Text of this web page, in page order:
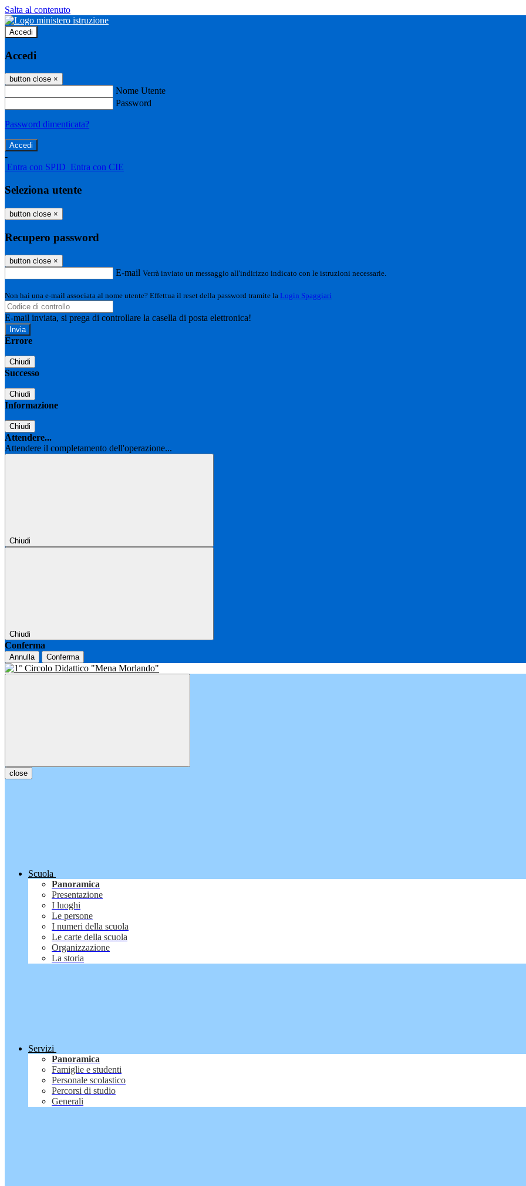
Salta al contenuto
Accedi
Accedi
button close ×
Nome Utente
Password
Password dimenticata?
-
Entra con SPID Entra con CIE
Seleziona utente
button close ×
Recupero password
button close ×
E-mail Verrà inviato un messaggio all'indirizzo indicato con le istruzioni necessarie.
Non hai una e-mail associata al nome utente? Effettua il reset della password tramite la Login Spaggiari
E-mail inviata, si prega di controllare la casella di posta elettronica!
Errore
Chiudi
Successo
Chiudi
Informazione
Chiudi
Attendere...
Attendere il completamento dell'operazione...
Chiudi
Chiudi
Conferma
Annulla Conferma
close
Scuola
Panoramica
Presentazione
I luoghi
Le persone
I numeri della scuola
Le carte della scuola
Organizzazione
La storia
Servizi
Panoramica
Famiglie e studenti
Personale scolastico
Percorsi di studio
Generali